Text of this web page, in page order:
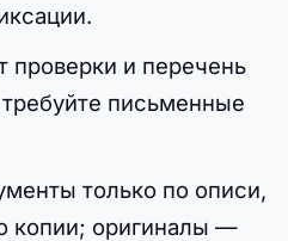
проверки и перечень
письменные
только по описи,
копии; оригиналы —